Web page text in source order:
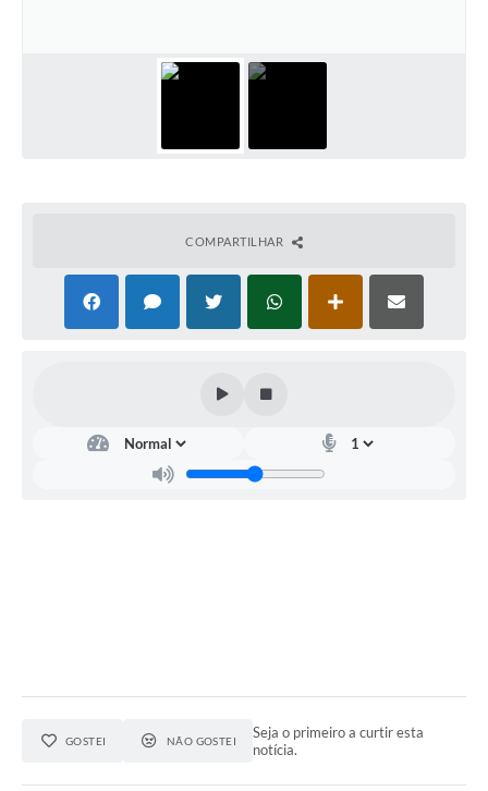
COMPARTILHAR
GOSTEI NÃO GOSTEI
Seja o primeiro a curtir esta
notícia.